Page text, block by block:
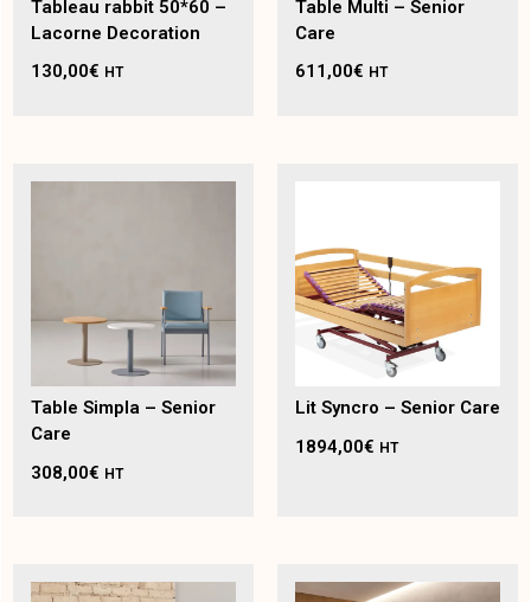
Tableau rabbit 50*60 –
Lacorne Decoration
130,00€ HT
Table Multi – Senior
Care
611,00€ HT
Table Simpla – Senior
Care
308,00€ HT
Lit Syncro – Senior Care
1894,00€ HT